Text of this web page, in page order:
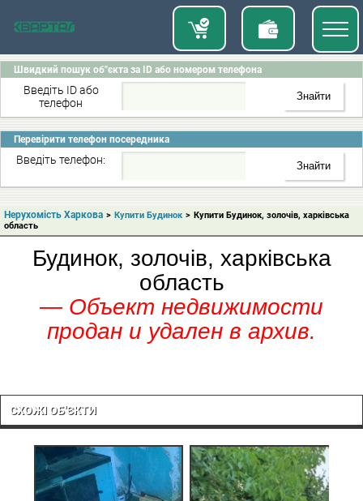
Швидкий пошук об"єкта за ID або номером телефона
Введіть ID або
телефон
Перевірити телефон посередника
Введіть телефон:
Нерухомість Харкова > Купити Будинок > Купити Будинок, золочів, харківська
область
Будинок, золочів, харківська
область
— Объект недвижимости
продан и удален в архив.
СХОЖІ ОБ'ЄКТИ